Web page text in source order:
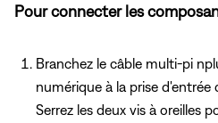
Pour connecter les
Branchez le câble multi-pi
numérique à la prise d'entrée
Serrez les deux vis à oreilles